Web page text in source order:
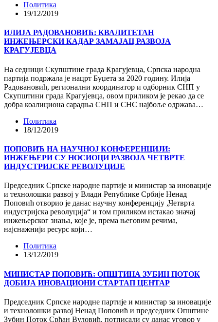
Политика
19/12/2019
ИЛИЈА РАДОВАНОВИЋ: КВАЛИТЕТАН
ИНЖЕЊЕРСКИ КАДАР ЗАМАЈАЦ РАЗВОЈА
КРАГУЈЕВЦА
На седници Скупштине града Крагујевца, Српска народна
партија подржала је нацрт Буџета за 2020 годину. Илија
Радовановић, регионални координатор и одборник СНП у
Скупштини града Крагујевца, овом приликом је рекао да се
добра коалициона сарадња СНП и СНС најбоље одржава…
Политика
18/12/2019
ПОПОВИЋ НА НАУЧНОЈ КОНФЕРЕНЦИЈИ:
ИНЖЕЊЕРИ СУ НОСИОЦИ РАЗВОЈА ЧЕТВРТЕ
ИНДУСТРИЈСКЕ РЕВОЛУЦИЈЕ
Председник Српске народне партије и министар за иновације
и технолошки развој у Влади Републике Србије Ненад
Поповић отворио је данас научну конференцију „Четврта
индустријска револуција“ и том приликом истакао значај
инжењерског знања, које је, према његовим речима,
најснажнији ресурс који…
Политика
13/12/2019
МИНИСТАР ПОПОВИЋ: OПШТИНА ЗУБИН ПОТОК
ДОБИЈА ИНОВАЦИОНИ СТАРТАП ЦЕНТАР
Председник Српске народне партије и министар за иновације
и технолошки развој Ненад Поповић и председник Општине
Зубин Поток Срђан Вуловић, потписали су данас уговор у